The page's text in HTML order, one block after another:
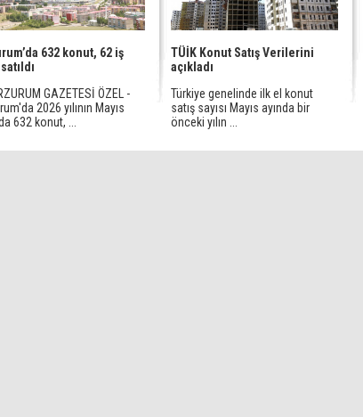
632 konut, 62 iş
GAZETESİ ÖZEL -
2026 yılının Mayıs
632 konut, ...
TÜİK Konut Satış Verilerini
açıkladı
Türkiye genelinde ilk el konut
satış sayısı Mayıs ayında bir
önceki yılın ...